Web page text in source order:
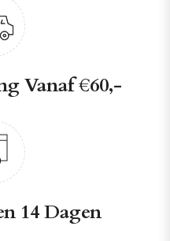
Vanaf €60,-
14 Dagen